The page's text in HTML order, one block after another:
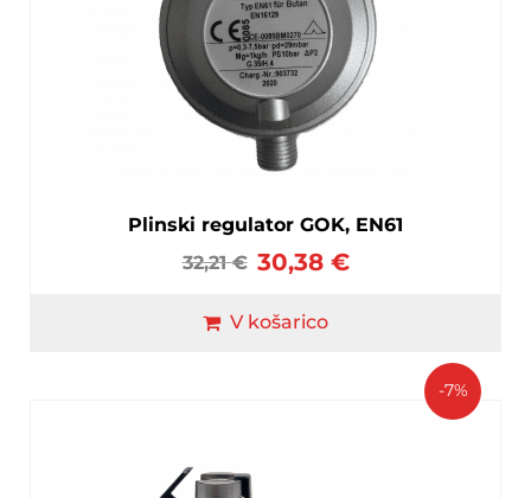
Plinski regulator GOK, EN61
32,21€ 30,38€
V košarico
-7%